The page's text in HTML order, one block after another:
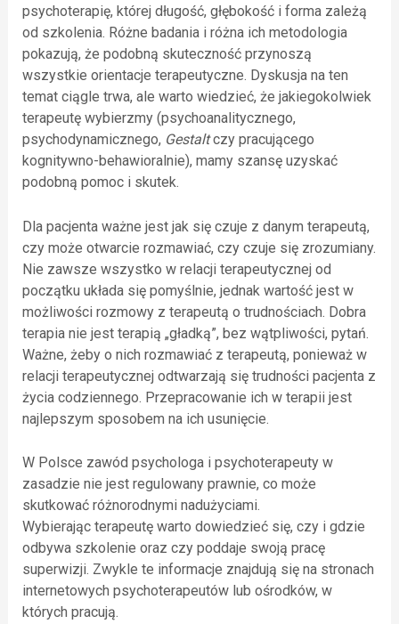
psychoterapię, której długość, głębokość i forma zależą
od szkolenia. Różne badania i różna ich metodologia
pokazują, że podobną skuteczność przynoszą
wszystkie orientacje terapeutyczne. Dyskusja na ten
temat ciągle trwa, ale warto wiedzieć, że jakiegokolwiek
terapeutę wybierzmy (psychoanalitycznego,
psychodynamicznego, Gestaltczy pracującego
kognitywno-behawioralnie), mamy szansę uzyskać
podobną pomoc i skutek.
Dla pacjenta ważne jest jak się czuje z danym terapeutą,
czy może otwarcie rozmawiać, czy czuje się zrozumiany.
Nie zawsze wszystko w relacji terapeutycznej od
początku układa się pomyślnie, jednak wartość jest w
możliwości rozmowy z terapeutą o trudnościach. Dobra
terapia nie jest terapią „gładką”, bez wątpliwości, pytań.
Ważne, żeby o nich rozmawiać z terapeutą, ponieważ w
relacji terapeutycznej odtwarzają się trudności pacjenta z
życia codziennego. Przepracowanie ich w terapii jest
najlepszym sposobem na ich usunięcie.
W Polsce zawód psychologa i psychoterapeuty w
zasadzie nie jest regulowany prawnie, co może
skutkować różnorodnymi nadużyciami.
Wybierając terapeutę warto dowiedzieć się, czy i gdzie
odbywa szkolenie oraz czy poddaje swoją pracę
superwizji. Zwykle te informacje znajdują się na stronach
internetowych psychoterapeutów lub ośrodków, w
których pracują.